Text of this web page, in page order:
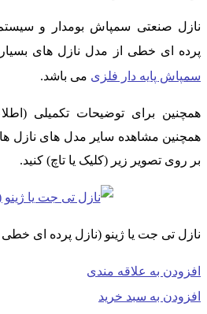
تومان۲۷۰,۰۰۰
بود.
نازل صنعتی سمپاش بومدار و
پرده ای خطی از مدل نازل های
سمپاش پایه دار فلزی می باشد.
همچنین برای توضیحات تکمیلی
همچنین مشاهده سایر مدل های نازل
بر روی تصویر زیر (کلیک یا تاچ) کنید.
نازل تی جت یا ژینو (نازل پرده ای
افزودن به علاقه مندی
افزودن به سبد خرید